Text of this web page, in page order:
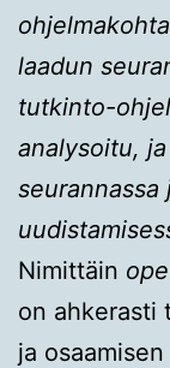
laadun
tutkinto-
analysoitu,
Nimittäin
on ahkerasti
ja